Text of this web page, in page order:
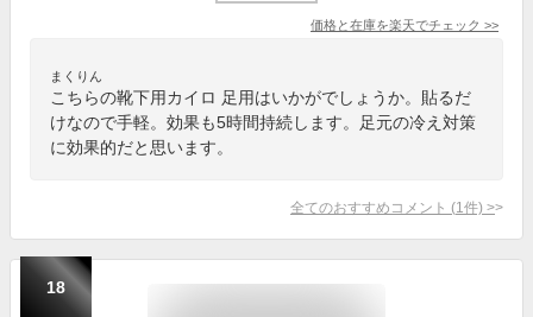
価格と在庫を楽天でチェック >>
まくりん
こちらの靴下用カイロ 足用はいかがでしょうか。貼るだ
けなので手軽。効果も5時間持続します。足元の冷え対策
に効果的だと思います。
全てのおすすめコメント (1 件) >
18